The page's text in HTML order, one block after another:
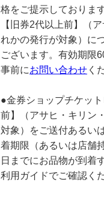
格をご提示しておりま
【旧券2代以上前】（
れかの発行が対象）に
ございます。有効期限
事前にお問い合わせ く
●金券ショップチケッ
前】（アサヒ・キリン
対象）をご送付あるい
着期限（あるいは店舗
日までにお品物が到着
利用ガイドでご確認く